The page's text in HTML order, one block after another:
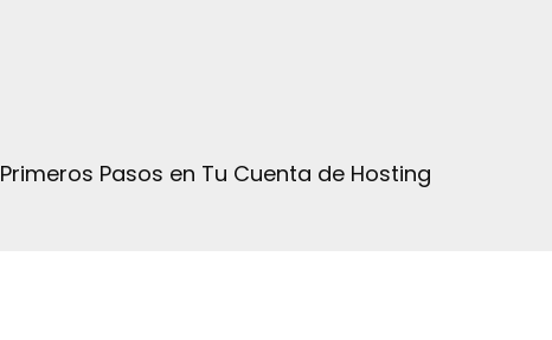
Primeros Pasos en Tu Cuenta de Hosting